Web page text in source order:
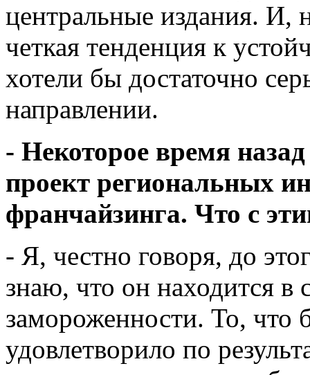
центральные издания. И,
четкая тенденция к
хотели бы достаточно
направлении.
- Некоторое время
проект региональных
франчайзинга. Что с
- Я, честно говоря, до
знаю, что он находится в
замороженности. То, что
удовлетворило по